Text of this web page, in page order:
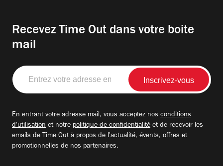
Recevez Time Out dans votre boite
mail
Entrez
votre
adresse
En entrant votre adresse mail, vous acceptez nos conditions
d'utilisation et notre politique de confidentialité et de recevoir les
emails de Time Out à propos de l'actualité, évents, offres et
promotionnelles de nos partenaires.